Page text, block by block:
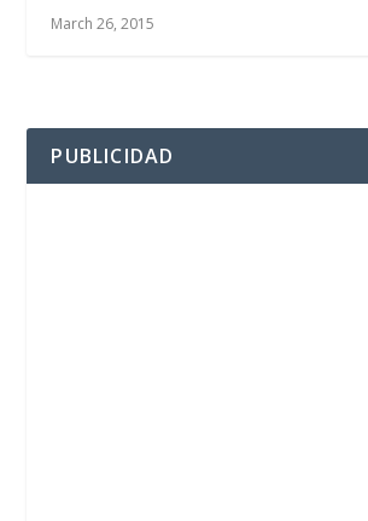
March 26, 2015
PUBLICIDAD